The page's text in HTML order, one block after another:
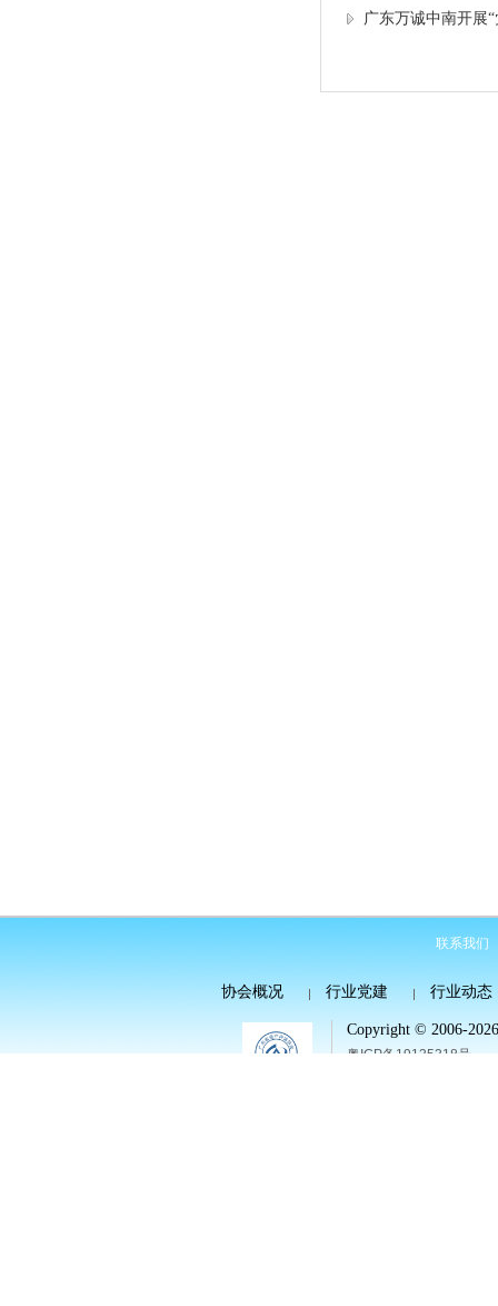
广东万诚中南开展
联系我们
协会概况 行业党建 行业动态
Copyright © 2006-
粤ICP备19135318号